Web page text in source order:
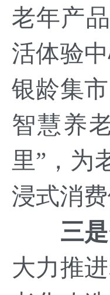
老年产
活体验
银龄集
智慧养
里”，为
浸式消费
三是
大力推